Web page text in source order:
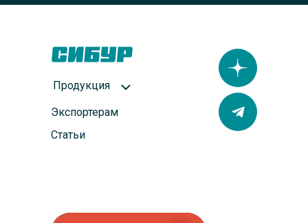
Продукция
Статьи
Экспортерам